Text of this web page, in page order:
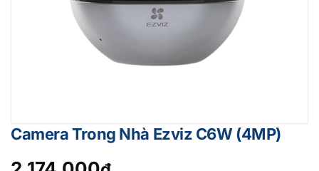
Camera Trong Nhà Ezviz C6W (4MP)